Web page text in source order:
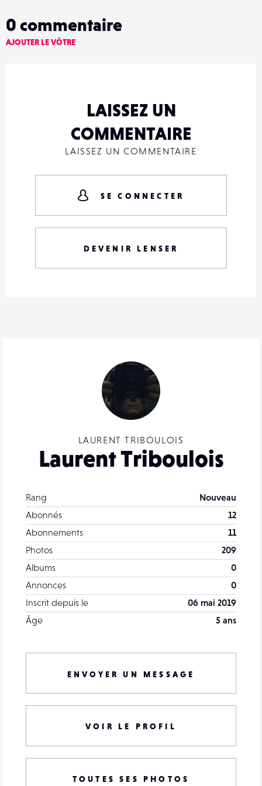
LAURENT TRIBOULOIS
Laurent Triboulois
Rang
Nouveau
Abonnés
12
Abonnements
11
Photos
209
Albums
0
Annonces
0
Inscrit depuis le
06 mai 2019
Âge
5 ans
ENVOYER UN MESSAGE
VOIR LE PROFIL
TOUTES SES PHOTOS
0 commentaire
AJOUTER LE VÔTRE
LAISSEZ UN
COMMENTAIRE
LAISSEZ UN COMMENTAIRE
SE CONNECTER
DEVENIR LENSER